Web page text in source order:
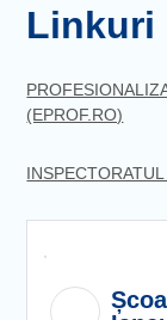
Linkuri
(EPROF.RO)